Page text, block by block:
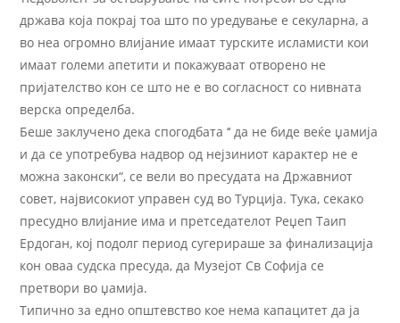
држава која покрај тоа што по уредување е секуларна, а
во неа огромно влијание имаат турските исламисти кои
имаат големи апетити и покажуваат отворено не
пријателство кон се што не е во согласност со нивната
верска определба.
Беше заклучено дека спогодбата ‘‘ да не биде веќе џамија
и да се употребува надвор од нејзиниот карактер не е
можна законски“, се вели во пресудата на Државниот
совет, највисокиот управен суд во Турција. Тука, секако
пресудно влијание има и претседателот Реџеп Таип
Ердоган, кој подолг период сугерираше за финализација
кон оваа судска пресуда, да Музејот Св Софија се
претвори во џамија.
Типично за едно општевство кое нема капацитет да ја